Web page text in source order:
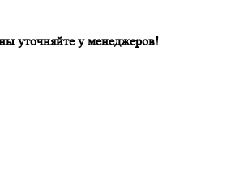
уточняйте у менеджеров!